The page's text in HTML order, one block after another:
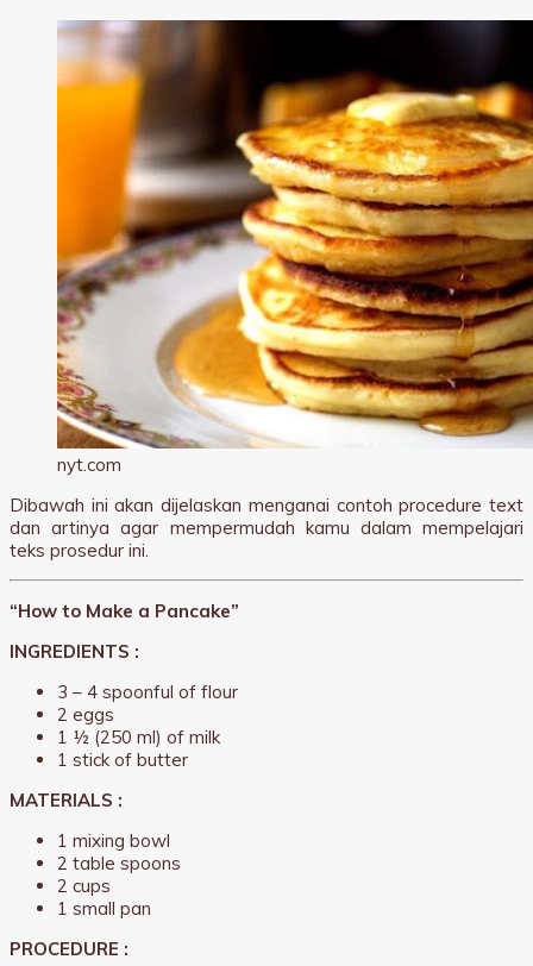
nyt.com
Dibawah ini akan dijelaskan menganai contoh procedure text
dan artinya agar mempermudah kamu dalam mempelajari
teks prosedur ini.
“How to Make a Pancake”
INGREDIENTS :
3 – 4 spoonful of flour
2 eggs
1 ½ (250 ml) of milk
1 stick of butter
MATERIALS :
1 mixing bowl
2 table spoons
2 cups
1 small pan
PROCEDURE :